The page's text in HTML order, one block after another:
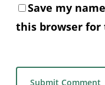
Save my
this browser